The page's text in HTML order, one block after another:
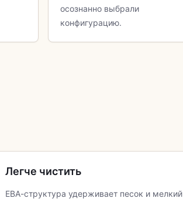
осознанно выбрали
конфигурацию.
Легче чистить
ЕВА-структура удерживает песок и мелкий